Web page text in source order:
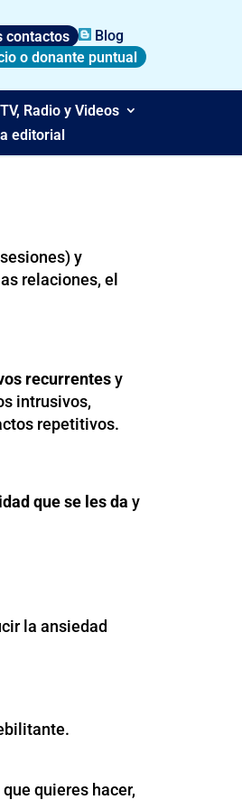
contactos
Blog
o donante puntual
TV, Radio y Videos
editorial
y
relaciones, el
recurrentesy
intrusivos,
repetitivos.
que se les da y
la ansiedad
quieres hacer,